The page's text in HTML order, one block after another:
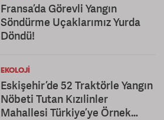
Fransa’da Görevli Yangın
Söndürme Uçaklarımız Yurda
Döndü!
EKOLOJI
Eskişehir’de 52 Traktörle Yangın
Nöbeti Tutan Kızılinler
Mahallesi Türkiye’ye Örnek